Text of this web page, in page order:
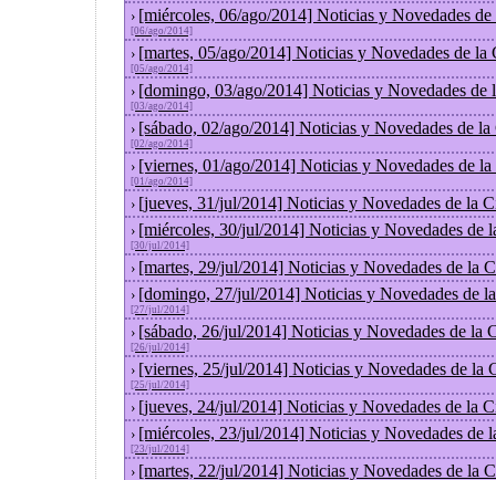
› [miércoles, 06/ago/2014] Noticias y Novedades
[06/ago/2014]
› [martes, 05/ago/2014] Noticias y Novedades de la
[05/ago/2014]
› [domingo, 03/ago/2014] Noticias y Novedades de
[03/ago/2014]
› [sábado, 02/ago/2014] Noticias y Novedades de
[02/ago/2014]
› [viernes, 01/ago/2014] Noticias y Novedades de
[01/ago/2014]
› [jueves, 31/jul/2014] Noticias y Novedades de la
› [miércoles, 30/jul/2014] Noticias y Novedades de
[30/jul/2014]
› [martes, 29/jul/2014] Noticias y Novedades de la
› [domingo, 27/jul/2014] Noticias y Novedades de
[27/jul/2014]
› [sábado, 26/jul/2014] Noticias y Novedades de la
[26/jul/2014]
› [viernes, 25/jul/2014] Noticias y Novedades de la
[25/jul/2014]
› [jueves, 24/jul/2014] Noticias y Novedades de la
› [miércoles, 23/jul/2014] Noticias y Novedades de
[23/jul/2014]
› [martes, 22/jul/2014] Noticias y Novedades de la